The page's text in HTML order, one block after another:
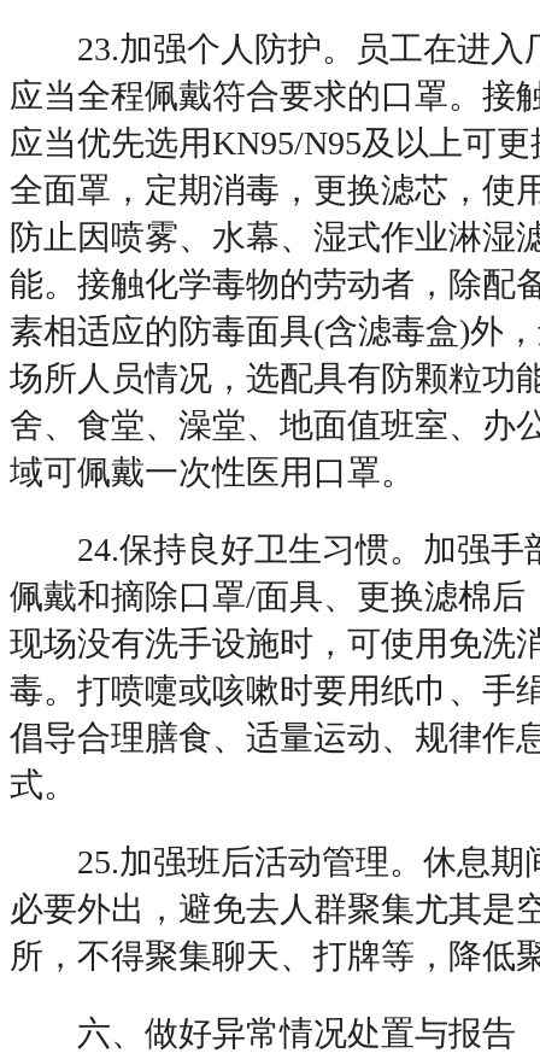
23.加强个人防护。员工在进入
应当全程佩戴符合要求的口罩。接
应当优先选用KN95/N95及以上可
全面罩，定期消毒，更换滤芯，使
防止因喷雾、水幕、湿式作业淋湿
能。接触化学毒物的劳动者，除配
素相适应的防毒面具(含滤毒盒)外
场所人员情况，选配具有防颗粒功
舍、食堂、澡堂、地面值班室、办
域可佩戴一次性医用口罩。
24.保持良好卫生习惯。加强手
佩戴和摘除口罩/面具、更换滤棉后
现场没有洗手设施时，可使用免洗
毒。打喷嚏或咳嗽时要用纸巾、手
倡导合理膳食、适量运动、规律作
式。
25.加强班后活动管理。休息期
必要外出，避免去人群聚集尤其是
所，不得聚集聊天、打牌等，降低
六、做好异常情况处置与报告